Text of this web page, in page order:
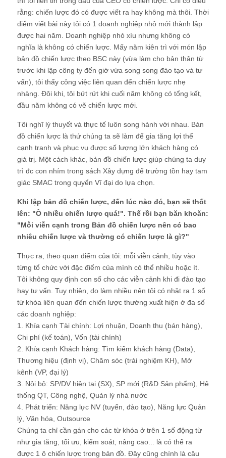
rằng: chiến lược đó có được viết ra hay không mà thôi. Thời
điểm viết bài này tôi có 1 doanh nghiệp nhỏ mới thành lập
được hai năm. Doanh nghiệp nhỏ xíu nhưng không có
nghĩa là không có chiến lược. Mấy năm kiên trì với món lập
bản đồ chiến lược theo BSC này (vừa làm cho bản thân từ
trước khi lập công ty đến giờ vừa song song đào tạo và tư
vấn), tôi thấy công việc liên quan đến chiến lược nhẹ
nhàng. Đôi khi, tôi bứt rứt khi cuối năm không có tổng kết,
đầu năm không có vẽ chiến lược mới.
Tôi nghĩ lý thuyết và thực tế luôn song hành với nhau. Bản
đồ chiến lược là thứ chúng ta sẽ làm để gia tăng lợi thế
cạnh tranh và phục vụ được số lượng lớn khách hàng có
giá trị. Một cách khác, bản đồ chiến lược giúp chúng ta duy
trì đc con nhím trong sách Xây dựng để trường tồn hay tam
giác SMAC trong quyển Vĩ đại do lựa chọn.
Khi lập bản đồ chiến lược, đến lúc nào đó, bạn sẽ thốt
lên: "Ồ nhiều chiến lược quá!". Thế rồi bạn băn khoăn:
"Mỗi viễn cạnh trong Bản đồ chiến lược nên có bao
nhiêu chiến lược và thường có chiến lược là gì?"
Thực ra, theo quan điểm của tôi: mỗi viễn cảnh, tùy vào
từng tổ chức với đặc điểm của mình có thể nhiều hoặc ít.
Tôi không quy định con số cho các viễn cảnh khi đi đào tạo
hay tư vấn. Tuy nhiên, do làm nhiều nên tôi có nhặt ra 1 số
từ khóa liên quan đến chiến lược thường xuất hiện ở đa số
các doanh nghiệp:
1. Khía cạnh Tài chính: Lợi nhuận, Doanh thu (bán hàng),
Chi phí (kế toán), Vốn (tài chính)
2. Khía cạnh Khách hàng: Tìm kiếm khách hàng (Data),
Thương hiệu (định vị), Chăm sóc (trải nghiệm KH), Mở
kênh (VP, đại lý)
3. Nội bộ: SP/DV hiện tại (SX), SP mới (R&D Sản phẩm), Hệ
thống QT, Công nghệ, Quản lý nhà nước
4. Phát triển: Năng lực NV (tuyển, đào tạo), Năng lực Quản
lý, Văn hóa, Outsource
Chúng ta chỉ cần gán cho các từ khóa ở trên 1 số động từ
như gia tăng, tối ưu, kiểm soát, nâng cao... là có thể ra
được 1 ô chiến lược trong bản đồ. Đây cũng chính là câu